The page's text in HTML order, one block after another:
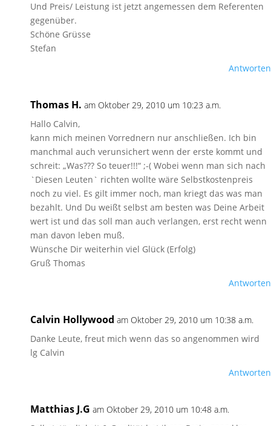
Und Preis/ Leistung ist jetzt angemessen dem Referenten
gegenüber.
Schöne Grüsse
Stefan
Antworten
Thomas H. am Oktober 29, 2010 um 10:23 a.m.
Hallo Calvin,
kann mich meinen Vorrednern nur anschließen. Ich bin
manchmal auch verunsichert wenn der erste kommt und
schreit: „Was??? So teuer!!!“ ;-( Wobei wenn man sich nach
`Diesen Leuten` richten wollte wäre Selbstkostenpreis
noch zu viel. Es gilt immer noch, man kriegt das was man
bezahlt. Und Du weißt selbst am besten was Deine Arbeit
wert ist und das soll man auch verlangen, erst recht wenn
man davon leben muß.
Wünsche Dir weiterhin viel Glück (Erfolg)
Gruß Thomas
Antworten
Calvin Hollywood am Oktober 29, 2010 um 10:38 a.m.
Danke Leute, freut mich wenn das so angenommen wird
lg Calvin
Antworten
Matthias J.G am Oktober 29, 2010 um 10:48 a.m.